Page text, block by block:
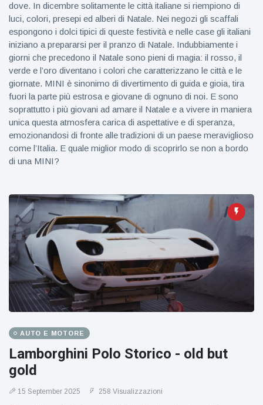
dove. In dicembre solitamente le città italiane si riempiono di
luci, colori, presepi ed alberi di Natale. Nei negozi gli scaffali
espongono i dolci tipici di queste festività e nelle case gli italiani
iniziano a prepararsi per il pranzo di Natale. Indubbiamente i
giorni che precedono il Natale sono pieni di magia: il rosso, il
verde e l’oro diventano i colori che caratterizzano le città e le
giornate. MINI è sinonimo di divertimento di guida e gioia, tira
fuori la parte più estrosa e giovane di ognuno di noi. E sono
soprattutto i più giovani ad amare il Natale e a vivere in maniera
unica questa atmosfera carica di aspettative e di speranza,
emozionandosi di fronte alle tradizioni di un paese meraviglioso
come l’Italia. E quale miglior modo di scoprirlo se non a bordo
di una MINI?
AUTO E MOTORE
Lamborghini Polo Storico - old but
gold
15 September 2025 258 Visualizzazioni